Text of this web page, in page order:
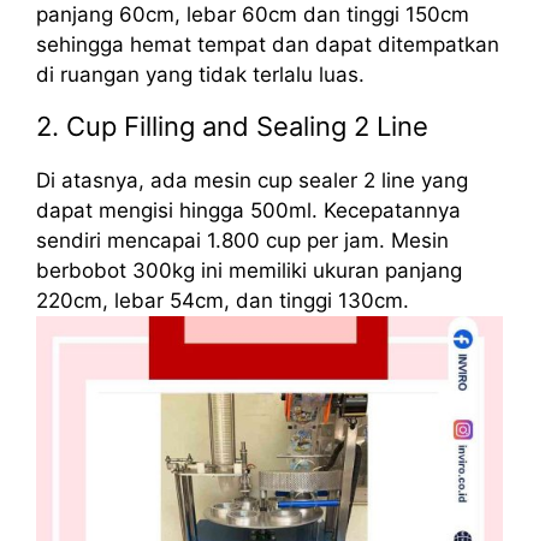
panjang 60cm, lebar 60cm dan tinggi 150cm
sehingga hemat tempat dan dapat ditempatkan
di ruangan yang tidak terlalu luas.
2. Cup Filling and Sealing 2 Line
Di atasnya, ada mesin cup sealer 2 line yang
dapat mengisi hingga 500ml. Kecepatannya
sendiri mencapai 1.800 cup per jam. Mesin
berbobot 300kg ini memiliki ukuran panjang
220cm, lebar 54cm, dan tinggi 130cm.